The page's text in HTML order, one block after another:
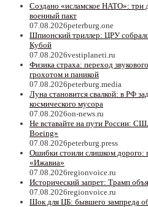
Создано «исламское НАТО»: три
военный пакт
07.08.2026peterburg.one
Шпионский триллер: ЦРУ
Кубой
07.08.2026vestiplaneti.ru
Физика страха: переход
грохотом и паникой
07.08.2026peterburg.media
Луна становится свалкой: в РФ
космического мусора
07.08.2026on-news.ru
Не вставайте на пути России:
Boeing»
07.08.2026peterburg.press
Ошибки стоили слишком дорого:
«Ижавиа»
07.08.2026regionvoice.ru
Исторический запрет: Трамп
07.08.2026regionvoice.ru
Шок для ЦБ: бывшего зампреда